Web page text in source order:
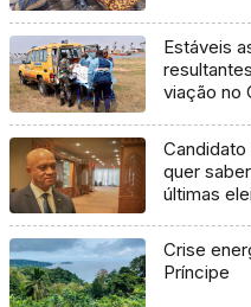
Estáveis
viação no
quer
últimas
Crise
Príncipe